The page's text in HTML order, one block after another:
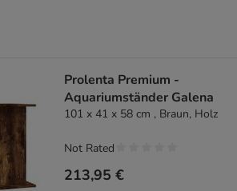
Prolenta Premium -
Aquariumständer Galena
101 x 41 x 58 cm , Braun, Holz
213,95 €
Not Rated